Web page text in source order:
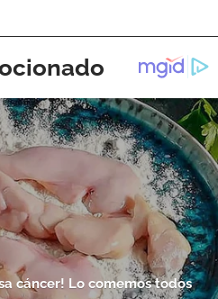
a nuestro boletín.
ACEPTAR